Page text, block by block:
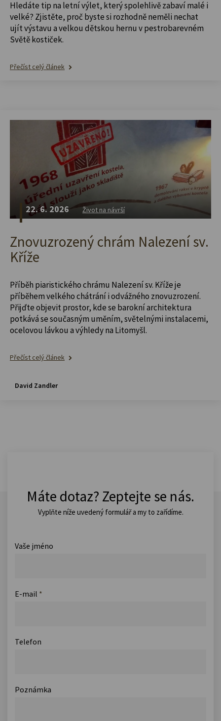
Hledáte tip na letní výlet, který spolehlivě zabaví malé i
velké? Zjistěte, proč byste si rozhodně neměli nechat
ujít výstavu a velkou dětskou hernu v pestrobarevném
Světě kostiček.
Přečíst celý článek
22. 6. 2026 Život na návrší
Znovuzrozený chrám Nalezení sv.
Kříže
Příběh piaristického chrámu Nalezení sv. Kříže je
příběhem velkého chátrání i odvážného znovuzrození.
Přijďte objevit prostor, kde se barokní architektura
potkává se současným uměním, světelnými instalacemi,
ocelovou lávkou a výhledy na Litomyšl.
Přečíst celý článek
David Zandler
Máte dotaz? Zeptejte se nás.
Vyplňte níže uvedený formulář a my to zařídíme.
Vaše jméno
E-mail *
Telefon
Poznámka